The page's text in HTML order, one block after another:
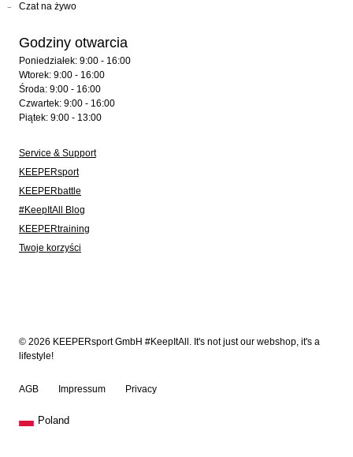
Czat na żywo
Godziny otwarcia
Poniedziałek: 9:00 - 16:00
Wtorek: 9:00 - 16:00
Środa: 9:00 - 16:00
Czwartek: 9:00 - 16:00
Piątek: 9:00 - 13:00
Service & Support
KEEPERsport
KEEPERbattle
#KeepItAll Blog
KEEPERtraining
Twoje korzyści
© 2026 KEEPERsport GmbH #KeepItAll. It's not just our webshop, it's a
lifestyle!
AGB Impressum Privacy
Poland